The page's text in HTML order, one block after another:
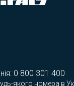
0 800 301 400
якого номера в